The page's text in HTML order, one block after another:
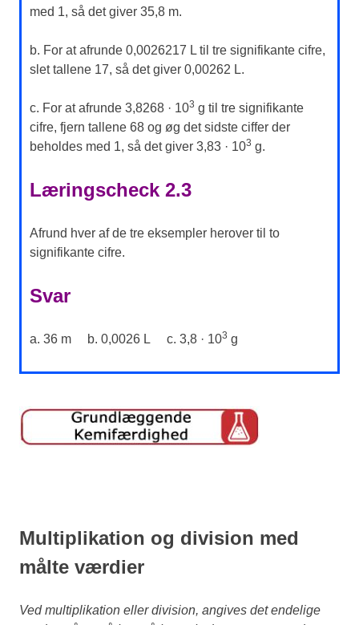
med 1, så det giver 35,8 m.
b. For at afrunde 0,0026217 L til tre signifikante cifre,
slet tallene 17, så det giver 0,00262 L.
c. For at afrunde 3,8268 · 103 g til tre signifikante
cifre, fjern tallene 68 og øg det sidste ciffer der
beholdes med 1, så det giver 3,83 · 103 g.
Læringscheck 2.3
Afrund hver af de tre eksempler herover til to
signifikante cifre.
Svar
a. 36 m b. 0,0026 L c. 3,8 · 103 g
Multiplikation og division med
målte værdier
Ved multiplikation eller division, angives det endelige